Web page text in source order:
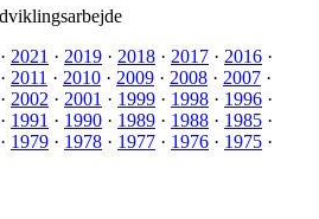
· 2021 · 2019 · 2018 · 2017 · 2016 ·
· 2011 · 2010 · 2009 · 2008 · 2007 ·
· 2002 · 2001 · 1999 · 1998 · 1996 ·
· 1991 · 1990 · 1989 · 1988 · 1985 ·
· 1979 · 1978 · 1977 · 1976 · 1975 ·